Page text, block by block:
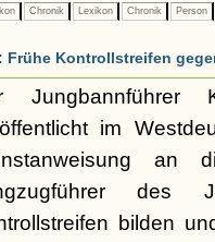
Chronik Lexikon Chronik Person
Kontrollstreifen
Jungbannführer
im
an
des
bilden